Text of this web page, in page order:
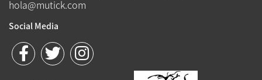
hola@mutick.com
Social Media